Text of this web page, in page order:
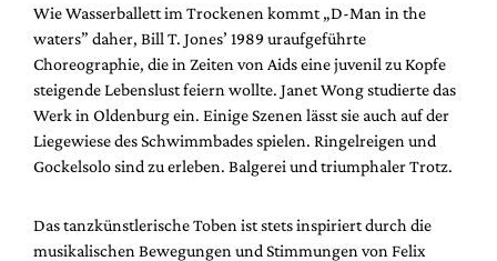
Wie Wasserballett im Trockenen kommt „D-Man in the
waters” daher, Bill T. Jones’ 1989 uraufgeführte
Choreographie, die in Zeiten von Aids eine juvenil zu Kopfe
steigende Lebenslust feiern wollte. Janet Wong studierte das
Werk in Oldenburg ein. Einige Szenen lässt sie auch auf der
Liegewiese des Schwimmbades spielen. Ringelreigen und
Gockelsolo sind zu erleben. Balgerei und triumphaler Trotz.
Das tanzkünstlerische Toben ist stets inspiriert durch die
musikalischen Bewegungen und Stimmungen von Felix